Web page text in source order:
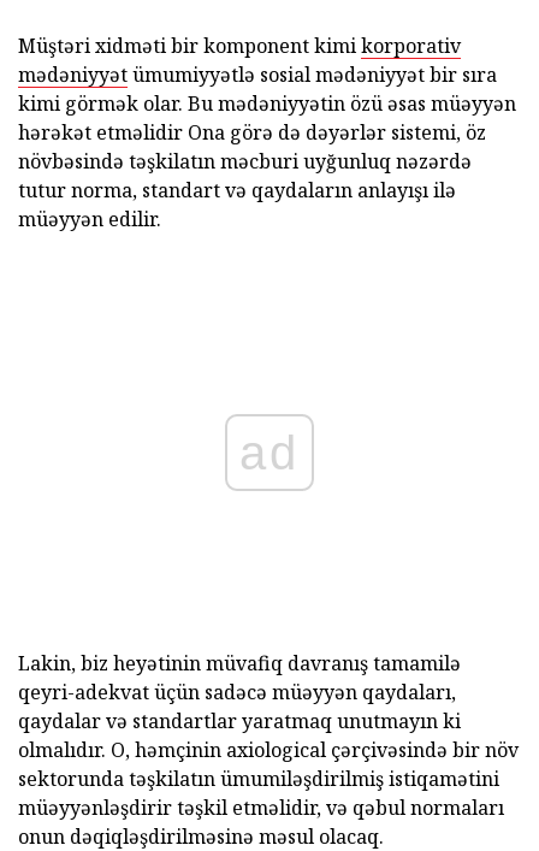
Müştəri xidməti bir komponent kimikorporativ
mədəniyyətümumiyyətlə sosial mədəniyyət bir sıra
kimi görmək olar. Bu mədəniyyətin özü əsas müəyyən
hərəkət etməlidir Ona görə də dəyərlər sistemi, öz
növbəsində təşkilatın məcburi uyğunluq nəzərdə
tutur norma, standart və qaydaların anlayışı ilə
müəyyən edilir.
ad
Lakin, biz heyətinin müvafiq davranış tamamilə
qeyri-adekvat üçün sadəcə müəyyən qaydaları,
qaydalar və standartlar yaratmaq unutmayın ki
olmalıdır. O, həmçinin axiological çərçivəsində bir növ
sektorunda təşkilatın ümumiləşdirilmiş istiqamətini
müəyyənləşdirir təşkil etməlidir, və qəbul normaları
onun dəqiqləşdirilməsinə məsul olacaq.